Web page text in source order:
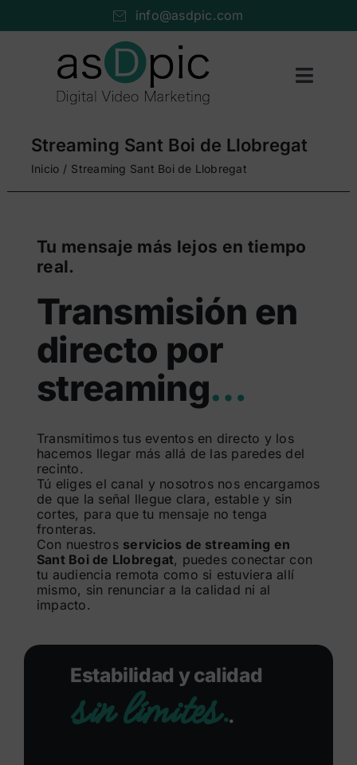
info@asdpic.com
Toggle
Producción audiovisual
Portfolio
Nosotros
Cuéntanos…
Buscar:
Streaming Sant Boi de Llobregat
Inicio Streaming Sant Boi de Llobregat
Tu mensaje más lejos en tiempo
real.
Transmisión en
directo por
streaming…
Transmitimos tus eventos en directo y los
hacemos llegar más allá de las paredes del
recinto.
Tú eliges el canal y nosotros nos encargamos
de que la señal llegue clara, estable y sin
cortes, para que tu mensaje no tenga
fronteras.
Con nuestros servicios de streaming en
Sant Boi de Llobregat, puedes conectar con
tu audiencia remota como si estuviera allí
mismo, sin renunciar a la calidad ni al
impacto.
Estabilidad y calidad
sin límites..